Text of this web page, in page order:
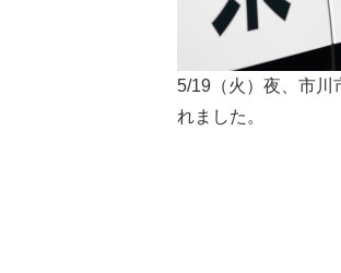
5/19（火）夜、市川
れました。